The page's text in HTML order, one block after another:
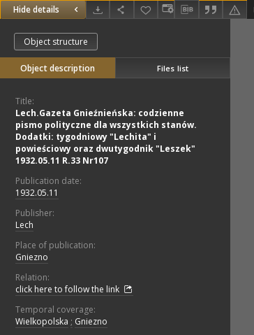
Hide details
Object structure
Object description Files list
Title:
Lech.Gazeta Gnieźnieńska: codzienne
pismo polityczne dla wszystkich stanów.
Dodatki: tygodniowy "Lechita" i
powieściowy oraz dwutygodnik "Leszek"
1932.05.11 R.33 Nr107
Publication date:
1932.05.11
Publisher:
Lech
Place of publication:
Gniezno
Relation:
click here to follow the link
Temporal coverage:
Wielkopolska ; Gniezno